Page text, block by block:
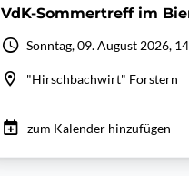
VdK-Sommertreff im
Sonntag, 09. August 2026,
"Hirschbachwirt" Forstern
zum Kalender hinzufügen